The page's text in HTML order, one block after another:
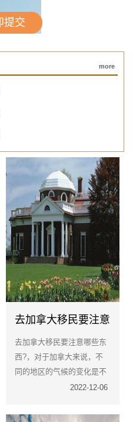
more
去加拿大移民要注意
哪些东西?
去加拿大移民要注意哪些东
西?，对于加拿大来说，不
同的地区的气候的变化是不
一样的，非常的多样化，比
相对的寒冷，对于中部地区
2022-12-06